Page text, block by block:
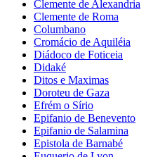
Clemente de Alexandria
Clemente de Roma
Columbano
Cromácio de Aquiléia
Diádoco de Foticeia
Didaké
Ditos e Maximas
Doroteu de Gaza
Efrém o Sírio
Epifanio de Benevento
Epifanio de Salamina
Epistola de Barnabé